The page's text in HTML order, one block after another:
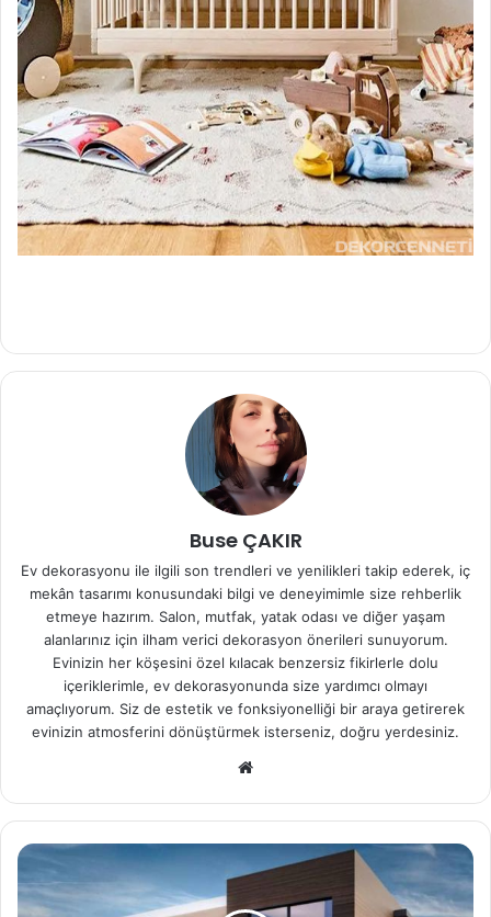
Buse ÇAKIR
Ev dekorasyonu ile ilgili son trendleri ve yenilikleri takip ederek, iç
mekân tasarımı konusundaki bilgi ve deneyimimle size rehberlik
etmeye hazırım. Salon, mutfak, yatak odası ve diğer yaşam
alanlarınız için ilham verici dekorasyon önerileri sunuyorum.
Evinizin her köşesini özel kılacak benzersiz fikirlerle dolu
içeriklerimle, ev dekorasyonunda size yardımcı olmayı
amaçlıyorum. Siz de estetik ve fonksiyonelliği bir araya getirerek
evinizin atmosferini dönüştürmek isterseniz, doğru yerdesiniz.
sit
esi